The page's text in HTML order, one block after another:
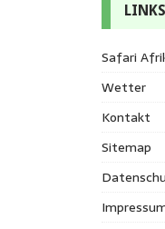
LINKS
Safari
Wetter
Kontakt
Sitemap